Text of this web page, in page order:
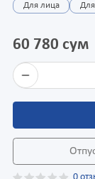
Для лица
60 780 сум